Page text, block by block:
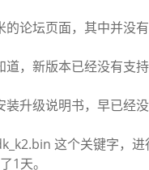
的论坛页面，其中并没
，新版本已经没有支
升级说明书，早已经
这个关键字，
1天。